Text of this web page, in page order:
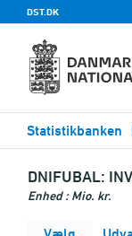
DST.DK
Statistikbanken
DNIFUBAL:
Enhed : Mio. kr.